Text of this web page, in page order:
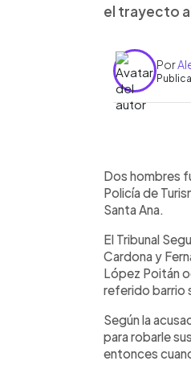
el trayecto
Por
►
Dos hombres
Policía de
Santa Ana.
El Tribunal
Cardona y
López Poitán
referido barrio
Según la
para robarle
entonces